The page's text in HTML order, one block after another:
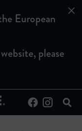
European
please